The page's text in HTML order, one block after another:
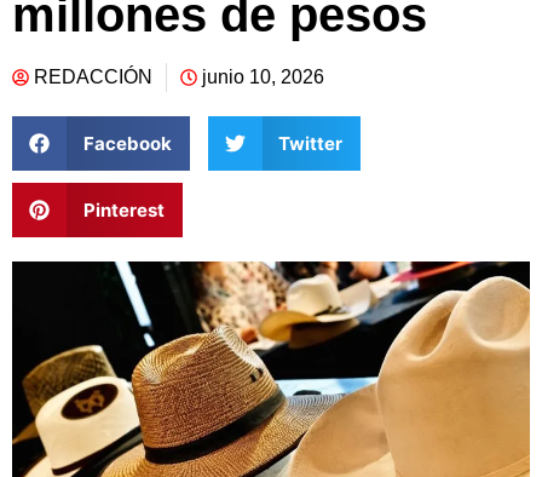
millones de pesos
REDACCIÓN junio 10, 2026
Facebook Twitter
Pinterest